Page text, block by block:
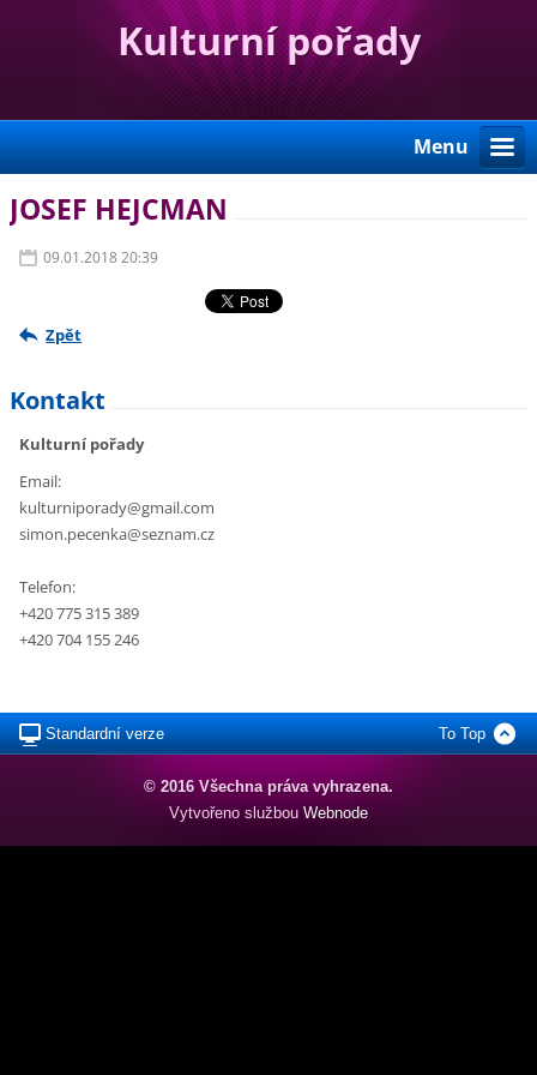
Kulturní pořady
Menu
JOSEF HEJCMAN
09.01.2018 20:39
Zpět
Kontakt
Kulturní pořady
Email:
kulturniporady@gmail.com
simon.pecenka@seznam.cz
Telefon:
+420 775 315 389
+420 704 155 246
Standardní verze To Top
© 2016 Všechna práva vyhrazena.
Vytvořeno službou Webnode